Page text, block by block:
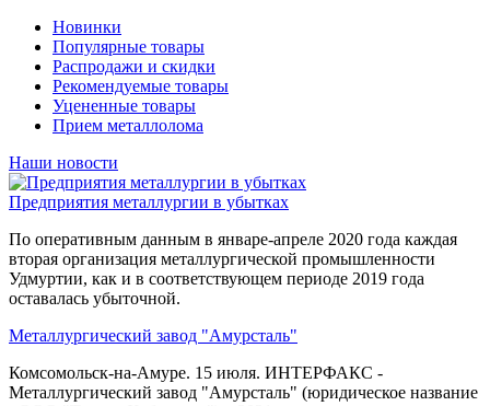
Новинки
Популярные товары
Распродажи и скидки
Рекомендуемые товары
Уцененные товары
Прием металлолома
Наши новости
Предприятия металлургии в убытках
По оперативным данным в январе-апреле 2020 года каждая
вторая организация металлургической промышленности
Удмуртии, как и в соответствующем периоде 2019 года
оставалась убыточной.
Металлургический завод "Амурсталь"
Комсомольск-на-Амуре. 15 июля. ИНТЕРФАКС -
Металлургический завод "Амурсталь" (юридическое название